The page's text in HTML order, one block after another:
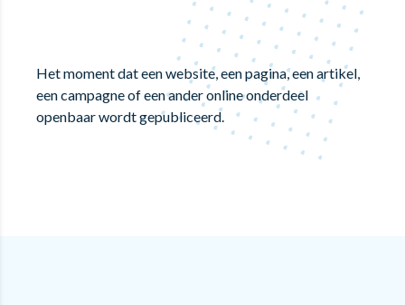
Het moment dat een website, een pagina, een artikel,
een campagne of een ander online onderdeel
openbaar wordt gepubliceerd.